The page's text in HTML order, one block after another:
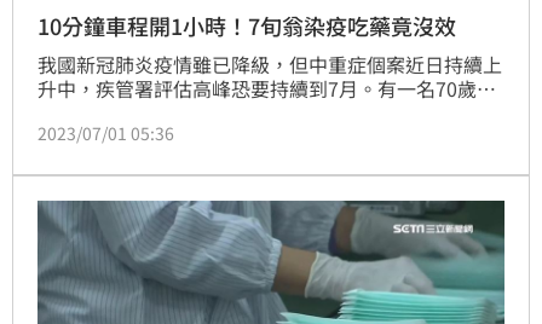
10分鐘車程開1小時！7旬翁染疫吃藥竟沒效
我國新冠肺炎疫情雖已降級，但中重症個案近日持續上
升中，疾管署評估高峰恐要持續到7月。有一名70歲染
樂缺氧」，到醫院時已是重症肺炎，所幸醫師立即處置
2023/07/01 05:36